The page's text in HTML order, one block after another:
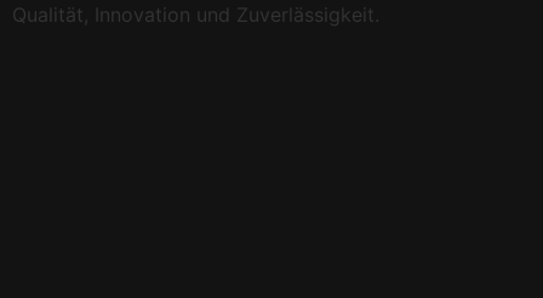
Qualität, Innovation und Zuverlässigkeit.